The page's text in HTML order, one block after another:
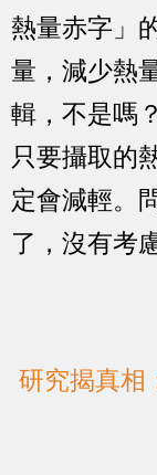
熱量赤字」
量，減少熱
輯，不是嗎
只要攝取的
定會減輕。
了，沒有考
研究揭真相